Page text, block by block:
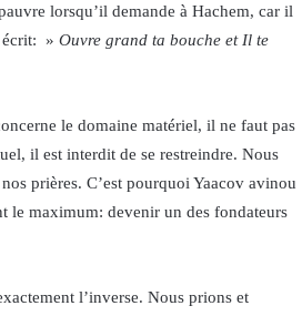
lorsqu’il demande à Hachem, car il
écrit: » Ouvre grand ta bouche et Il te
le domaine matériel, il ne faut pas
il est interdit de se restreindre. Nous
prières. C’est pourquoi Yaacov avinou
le maximum: devenir un des fondateurs
l’inverse. Nous prions et